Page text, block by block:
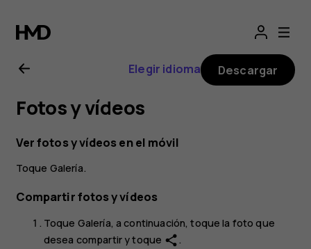
Manual
de
usuario
de
Nokia
1.3
Elegir idioma Descargar
Fotos y vídeos
Ver fotos y vídeos en el móvil
Toque Galería.
Compartir fotos y vídeos
Toque Galería, a continuación, toque la foto que
desea compartir y toque share .